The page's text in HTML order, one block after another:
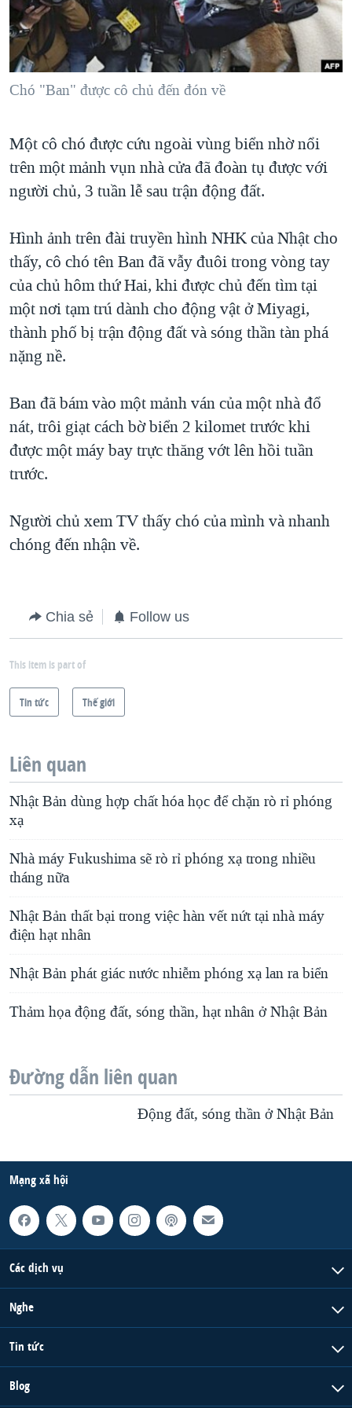
"Tìm"NGƯỜI VIỆT HẢI NGOẠI
ĐỜI SỐNG
KINH TẾ
THỂ THAO
TẠI
HÀNH TRÌNH BẦU CỬ 2024
MỘT NĂM CHIẾN TRANH TẠI DẢI GAZA
GIẢI MÃ VÀNH ĐAI & CON ĐƯỜNG
TRỊNH VĨNH BÌNH - NGƯỜI HẠ 'BÊN THẮNG CUỘC'
GROUND ZERO – XƯA VÀ NAY
CHI PHÍ CHIẾN TRANH AFGHANISTAN
CÁC GIÁ TRỊ CỘNG HÒA Ở VIỆT NAM
THƯỢNG ĐỈNH TRUMP-KIM TẠI VIỆT NAM
TRỊNH VĨNH BÌNH VS. CHÍNH PHỦ VIỆT NAM
NGƯ DÂN VIỆT VÀ LÀN SÓNG TRỘM HẢI SÂM
BÊN KIA QUỐC LỘ: TIẾNG VỌNG TỪ NÔNG THÔN MỸ
VIDEO
NGHE
MẠNG XÃ HỘI
Ngôn ngữ khác
Chó "Ban" được cô chủ đến đón về
Một cô chó được cứu ngoài vùng biển nhờ nổi
trên một mảnh vụn nhà cửa đã đoàn tụ được với
người chủ, 3 tuần lễ sau trận động đất.
Hình ảnh trên đài truyền hình NHK của Nhật cho
thấy, cô chó tên Ban đã vẫy đuôi trong vòng tay
của chủ hôm thứ Hai, khi được chủ đến tìm tại
một nơi tạm trú dành cho động vật ở Miyagi,
thành phố bị trận động đất và sóng thần tàn phá
nặng nề.
Ban đã bám vào một mảnh ván của một nhà đổ
nát, trôi giạt cách bờ biển 2 kilomet trước khi
được một máy bay trực thăng vớt lên hồi tuần
trước.
Người chủ xem TV thấy chó của mình và nhanh
chóng đến nhận về.
Chia sẻ Follow us
This item is part of
Tin tức Thế giới
Liên quan
Nhật Bản dùng hợp chất hóa học để chặn rò rỉ phóng
xạ
Nhà máy Fukushima sẽ rò rỉ phóng xạ trong nhiều
tháng nữa
Nhật Bản thất bại trong việc hàn vết nứt tại nhà máy
điện hạt nhân
Nhật Bản phát giác nước nhiễm phóng xạ lan ra biển
Thảm họa động đất, sóng thần, hạt nhân ở Nhật Bản
Đường dẫn liên quan
Ðộng đất, sóng thần ở Nhật Bản
Mạng xã hội
Các dịch vụ
Nghe
Tin tức
Blog